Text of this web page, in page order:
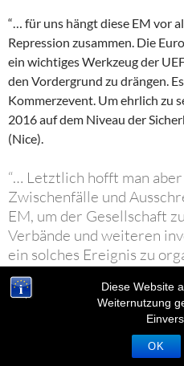
Diese Website
Weiternutzung
OK
“… für uns hängt diese EM vor
Repression zusammen. Die
ein wichtiges Werkzeug der
den Vordergrund zu drängen.
Kommerzevent. Um ehrlich zu
2016 auf dem Niveau der
(Nice).
“… Letztlich hofft man
Zwischenfälle und
EM, um der Gesellschaft
Verbände und weiteren
ein solches Ereignis zu
könnte man die Absurdität
Auswärtsverboten, die wir
regelmäßig erdulden
kann so die
– Verantwortliche, die